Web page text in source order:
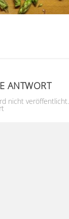
ANTWORT
nicht veröffentlicht.